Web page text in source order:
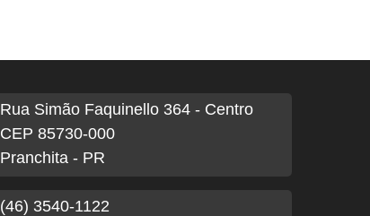
Rua Simão Faquinello 364 - Centro
CEP 85730-000
Pranchita - PR
(46) 3540-1122